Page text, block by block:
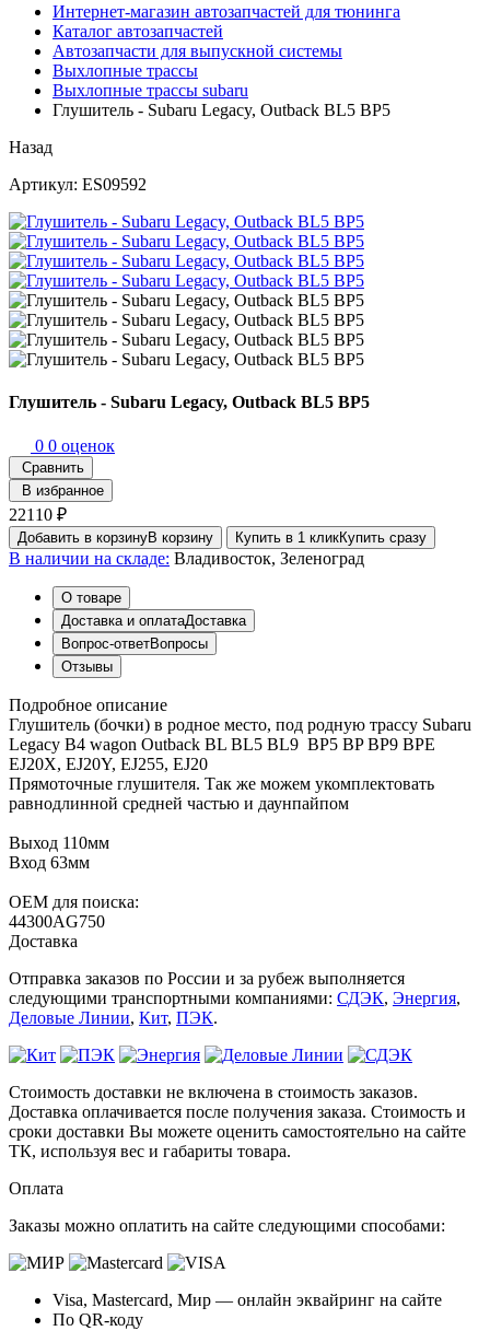
Интернет-магазин автозапчастей для тюнинга
Каталог автозапчастей
Автозапчасти для выпускной системы
Выхлопные трассы
Выхлопные трассы subaru
Глушитель - Subaru Legacy, Outback BL5 BP5
Назад
Артикул: ES09592
Глушитель - Subaru Legacy, Outback BL5 BP5
0 0 оценок
Сравнить
В избранное
22110 ₽
Добавить в корзинуВ корзину Купить в 1 кликКупить сразу
В наличии на складе: Владивосток, Зеленоград
О товаре
Доставка и оплатаДоставка
Вопрос-ответВопросы
Отзывы
Подробное описание
Глушитель (бочки) в родное место, под родную трассу Subaru
Legacy B4 wagon Outback BL BL5 BL9 BP5 BP BP9 BPE
EJ20X, EJ20Y, EJ255, EJ20
Прямоточные глушителя. Так же можем укомплектовать
равнодлинной средней частью и даунпайпом
Выход 110мм
Вход 63мм
OEM для поиска:
44300AG750
Доставка
Отправка заказов по России и за рубеж выполняется
следующими транспортными компаниями: СДЭК, Энергия,
Деловые Линии, Кит, ПЭК.
Стоимость доставки не включена в стоимость заказов.
Доставка оплачивается после получения заказа. Стоимость и
сроки доставки Вы можете оценить самостоятельно на сайте
ТК, используя вес и габариты товара.
Оплата
Заказы можно оплатить на сайте следующими способами:
Visa, Mastercard, Мир — онлайн эквайринг на сайте
По QR-коду